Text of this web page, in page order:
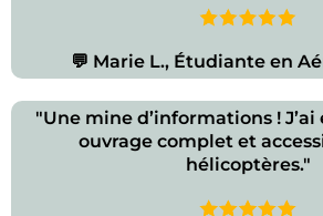
💬 Marie L., Étudiante en
"Une mine d’informations !
ouvrage complet et
hélicoptères."